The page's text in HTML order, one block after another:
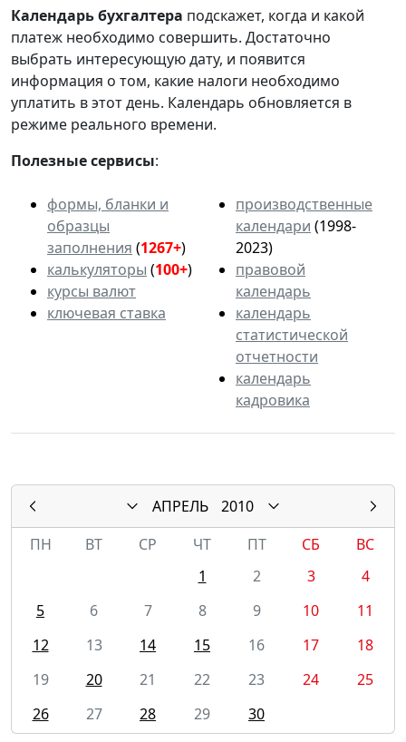
Календарьбухгалтера подскажет, когда и какой
платеж необходимо совершить. Достаточно
выбрать интересующую дату, и появится
информация о том, какие налоги необходимо
уплатить в этот день. Календарь обновляется в
режиме реального времени.
Полезные сервисы:
формы, бланки и
образцы
заполнения (1267+)
калькуляторы (100+)
курсы валют
ключевая ставка
производственные
календари (1998-
2023)
правовой
календарь
календарь
статистической
отчетности
календарь
кадровика
АПРЕЛЬ
2010
ПН
ВТ СР ЧТ ПТ СБ
ВС
1
2 3
4
5
6 7 8 9 10
11
12
13 14 15 16 17
18
19
20 21 22 23 24
25
26
27 28 29 30